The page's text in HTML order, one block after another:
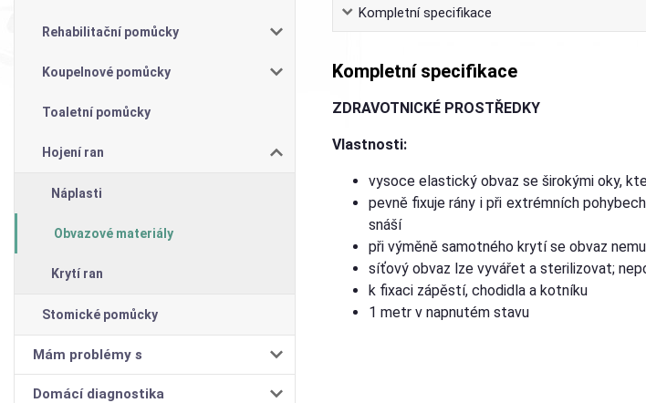
Rehabilitační pomůcky
Koupelnové pomůcky
Toaletní pomůcky
Hojení ran
Náplasti
Obvazové materiály
Krytí ran
Stomické pomůcky
Mám problémy s
Domácí diagnostika
Kompletní specifikace
Kompletní specifikace
ZDRAVOTNICKÉ PROSTŘEDKY
Vlastnosti:
vysoce elastický obvaz se širokými oky,
pevně fixuje rány i při extrémních
snáší
při výměně samotného krytí se obvaz
síťový obvaz lze vyvářet a sterilizovat;
k fixaci zápěstí, chodidla a kotníku
1 metr v napnutém stavu